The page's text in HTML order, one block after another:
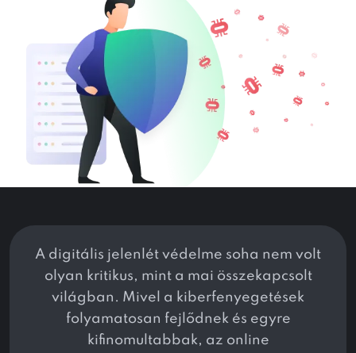
A digitális jelenlét védelme soha nem volt
olyan kritikus, mint a mai összekapcsolt
világban. Mivel a kiberfenyegetések
folyamatosan fejlődnek és egyre
kifinomultabbak, az online